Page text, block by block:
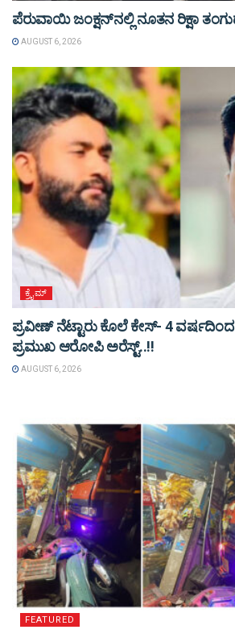
ಪೆರುವಾಯಿ ಜಂಕ್ಷನ್‌ನಲ್ಲಿ ನೂತನ ರಿಕ್ಷಾ
AUGUST 6, 2026
ಕ್ರೈಮ್
ಪ್ರವೀಣ್ ನೆಟ್ಟಾರು ಕೊಲೆ ಕೇಸ್‌- 4 ವರ್ಷದಿಂದ
ಪ್ರಮುಖ ಆರೋಪಿ ಅರೆಸ್ಟ್‌..!!
AUGUST 6, 2026
FEATURED